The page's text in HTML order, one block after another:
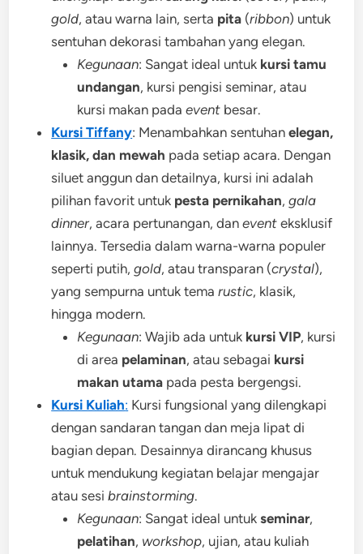
gold, atau warna lain, serta pita (ribbon) untuk
sentuhan dekorasi tambahan yang elegan.
Kegunaan: Sangat ideal untuk kursi tamu
undangan, kursi pengisi seminar, atau
kursi makan padaevent besar.
Kursi Tiffany: Menambahkan sentuhanelegan,
klasik, dan mewah pada setiap acara. Dengan
siluet anggun dan detailnya, kursi ini adalah
pilihan favorit untuk pesta pernikahan,gala
dinner, acara pertunangan, danevent eksklusif
lainnya. Tersedia dalam warna-warna populer
seperti putih,gold, atau transparan (crystal),
yang sempurna untuk temarustic, klasik,
hingga modern.
Kegunaan: Wajib ada untuk kursi VIP, kursi
di area pelaminan, atau sebagai kursi
makan utama pada pesta bergengsi.
Kursi Kuliah: Kursi fungsional yang dilengkapi
dengan sandaran tangan dan meja lipat di
bagian depan. Desainnya dirancang khusus
untuk mendukung kegiatan belajar mengajar
atau sesibrainstorming.
Kegunaan: Sangat ideal untukseminar,
pelatihan, workshop, ujian, atau kuliah